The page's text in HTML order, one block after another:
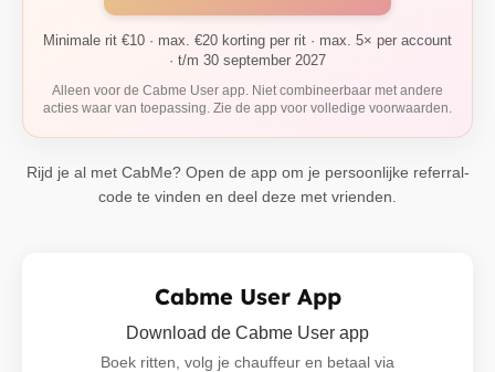
Minimale rit €10 · max. €20 korting per rit · max. 5× per account
· t/m 30 september 2027
Alleen voor de Cabme User app. Niet combineerbaar met andere
acties waar van toepassing. Zie de app voor volledige voorwaarden.
Rijd je al met CabMe? Open de app om je persoonlijke referral-
code te vinden en deel deze met vrienden.
Cabme User App
Download de Cabme User app
Boek ritten, volg je chauffeur en betaal via